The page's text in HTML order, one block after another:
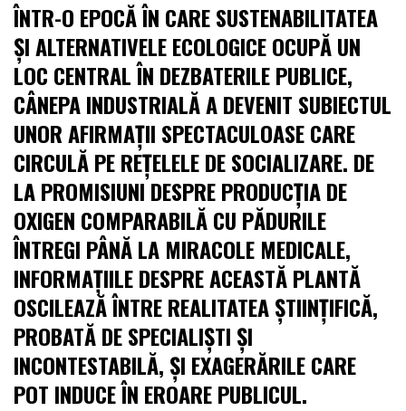
ÎNTR-O EPOCĂ ÎN CARE SUSTENABILITATEA
ȘI ALTERNATIVELE ECOLOGICE OCUPĂ UN
LOC CENTRAL ÎN DEZBATERILE PUBLICE,
CÂNEPA INDUSTRIALĂ A DEVENIT SUBIECTUL
UNOR AFIRMAȚII SPECTACULOASE CARE
CIRCULĂ PE REȚELELE DE SOCIALIZARE. DE
LA PROMISIUNI DESPRE PRODUCȚIA DE
OXIGEN COMPARABILĂ CU PĂDURILE
ÎNTREGI PÂNĂ LA MIRACOLE MEDICALE,
INFORMAȚIILE DESPRE ACEASTĂ PLANTĂ
OSCILEAZĂ ÎNTRE REALITATEA ȘTIINȚIFICĂ,
PROBATĂ DE SPECIALIȘTI ȘI
INCONTESTABILĂ, ȘI EXAGERĂRILE CARE
POT INDUCE ÎN EROARE PUBLICUL.